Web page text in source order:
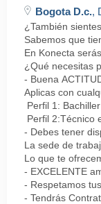
Bogota D.c.,
¿También
Sabemos que
En Konecta
¿Qué necesitas
- Buena
Aplicas con
Perfil 1:
Perfil 2:Técnico
- Debes tener
La sede de
Lo que te
- EXCELENTE
- Respetamos
- Tendrás